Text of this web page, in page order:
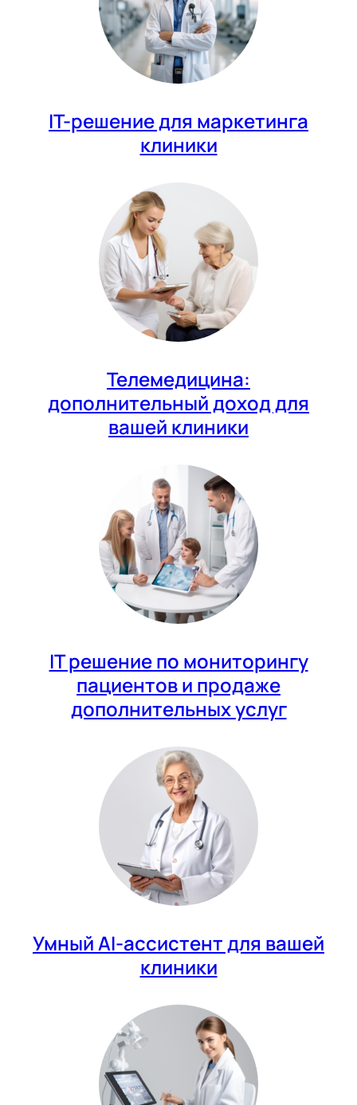
IT-решение для маркетинга
клиники
Телемедицина:
дополнительный доход для
вашей клиники
IT решение по мониторингу
пациентов и продаже
дополнительных услуг
Умный AI-ассистент для вашей
клиники